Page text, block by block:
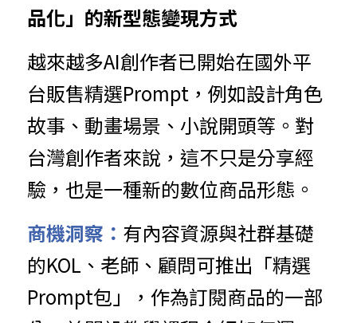
品化」的新型態變現方式
越來越多AI創作者已開始在國外平
台販售精選Prompt，例如設計角色
故事、動畫場景、小說開頭等。對
台灣創作者來說，這不只是分享經
驗，也是一種新的數位商品形態。
商機洞察： 有內容資源與社群基礎
的KOL、老師、顧問可推出「精選
Prompt包」，作為訂閱商品的一部